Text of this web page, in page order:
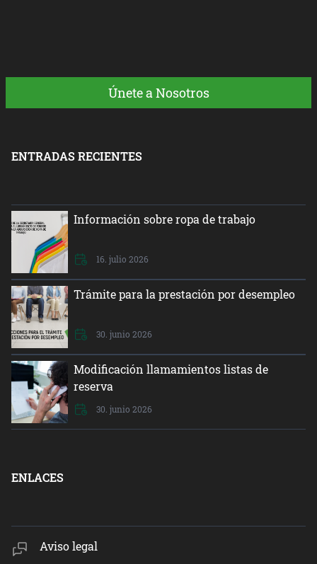
Únete a Nosotros
ENTRADAS RECIENTES
Información sobre ropa de trabajo
16. julio 2026
Trámite para la prestación por desempleo
30. junio 2026
Modificación llamamientos listas de
reserva
30. junio 2026
ENLACES
Aviso legal